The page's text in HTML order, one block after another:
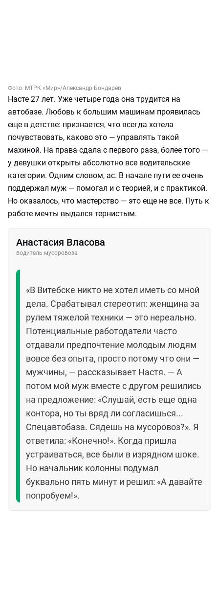
Фото: МТРК «Мир»/Александр Бондарев
Насте 27 лет. Уже четыре года она трудится на
автобазе. Любовь к большим машинам проявилась
еще в детстве: признается, что всегда хотела
почувствовать, каково это — управлять такой
махиной. На права сдала с первого раза, более того —
у девушки открыты абсолютно все водительские
категории. Одним словом, ас. В начале пути ее очень
поддержал муж — помогал и с теорией, и с практикой.
Но оказалось, что мастерство — это еще не все. Путь к
работе мечты выдался тернистым.
Анастасия Власова
водитель мусоровоза
«В Витебске никто не хотел иметь со мной
дела. Срабатывал стереотип: женщина за
рулем тяжелой техники — это нереально.
Потенциальные работодатели часто
отдавали предпочтение молодым людям
вовсе без опыта, просто потому что они —
мужчины, — рассказывает Настя. — А
потом мой муж вместе с другом решились
на предложение: «Слушай, есть еще одна
контора, но ты вряд ли согласишься...
Спецавтобаза. Сядешь на мусоровоз?». Я
ответила: «Конечно!». Когда пришла
устраиваться, все были в изрядном шоке.
Но начальник колонны подумал
буквально пять минут и решил: «А давайте
попробуем!».